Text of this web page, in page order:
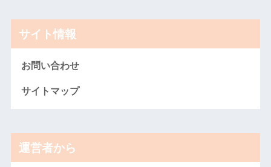
サイト情報
お問い合わせ
サイトマップ
運営者から